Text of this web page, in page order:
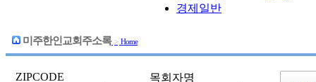
경제일반
미주한인교회주소록 > Home
ZIPCODE 목회자명